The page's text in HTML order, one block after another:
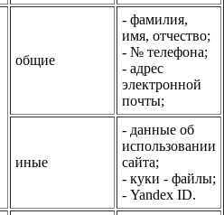
общие
- фамилия,
имя, отчество;
- № телефона;
- адрес
электронной
почты;
иные
- данные об
использовании
сайта;
- куки - файлы;
- Yandex ID.